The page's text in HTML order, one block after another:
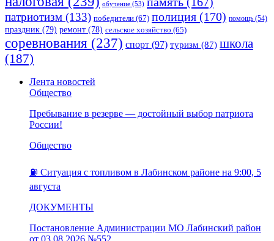
обучение (53)
патриотизм (133) победители (67) полиция (170) помощь (54)
праздник (79) ремонт (78) сельское хозяйство (65)
соревнования (237) спорт (97) туризм (87) школа
(187)
Лента новостей
Общество
Пребывание в резерве — достойный выбор патриота
России!
Общество
⛽️ Ситуация с топливом в Лабинском районе на 9:00, 5
августа
ДОКУМЕНТЫ
Постановление Администрации МО Лабинский район
от 03.08.2026 №552